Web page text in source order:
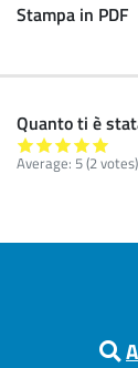
Stampa in PDF
Quanto ti è
Average: 5(2votes)